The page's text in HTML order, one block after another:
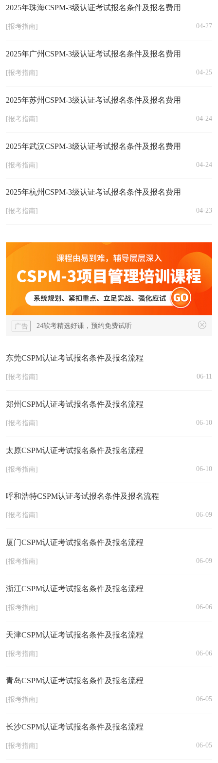
2025年珠海CSPM-3级认证考试报名条件及报名费用
[报考指南] 04-27
2025年广州CSPM-3级认证考试报名条件及报名费用
[报考指南] 04-25
2025年苏州CSPM-3级认证考试报名条件及报名费用
[报考指南] 04-24
2025年武汉CSPM-3级认证考试报名条件及报名费用
[报考指南] 04-24
2025年杭州CSPM-3级认证考试报名条件及报名费用
[报考指南] 04-23
广告 24软考精选好课，预约免费试听
东莞CSPM认证考试报名条件及报名流程
[报考指南] 06-11
郑州CSPM认证考试报名条件及报名流程
[报考指南] 06-10
太原CSPM认证考试报名条件及报名流程
[报考指南] 06-10
呼和浩特CSPM认证考试报名条件及报名流程
[报考指南] 06-09
厦门CSPM认证考试报名条件及报名流程
[报考指南] 06-09
浙江CSPM认证考试报名条件及报名流程
[报考指南] 06-06
天津CSPM认证考试报名条件及报名流程
[报考指南] 06-06
青岛CSPM认证考试报名条件及报名流程
[报考指南] 06-05
长沙CSPM认证考试报名条件及报名流程
[报考指南] 06-05